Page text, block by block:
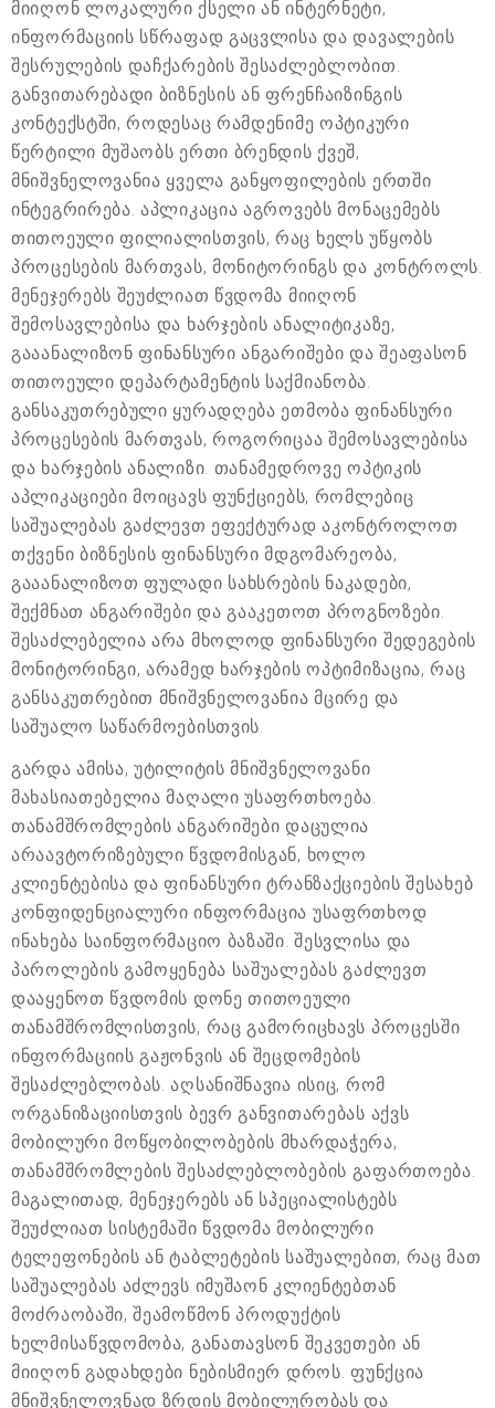
მიიღონ ლოკალური ქსელი ან ინტერნეტი,
ინფორმაციის სწრაფად გაცვლისა და დავალების
შესრულების დაჩქარების შესაძლებლობით.
განვითარებადი ბიზნესის ან ფრენჩაიზინგის
კონტექსტში, როდესაც რამდენიმე ოპტიკური
წერტილი მუშაობს ერთი ბრენდის ქვეშ,
მნიშვნელოვანია ყველა განყოფილების ერთში
ინტეგრირება. აპლიკაცია აგროვებს მონაცემებს
თითოეული ფილიალისთვის, რაც ხელს უწყობს
პროცესების მართვას, მონიტორინგს და კონტროლს.
მენეჯერებს შეუძლიათ წვდომა მიიღონ
შემოსავლებისა და ხარჯების ანალიტიკაზე,
გააანალიზონ ფინანსური ანგარიშები და შეაფასონ
თითოეული დეპარტამენტის საქმიანობა.
განსაკუთრებული ყურადღება ეთმობა ფინანსური
პროცესების მართვას, როგორიცაა შემოსავლებისა
და ხარჯების ანალიზი. თანამედროვე ოპტიკის
აპლიკაციები მოიცავს ფუნქციებს, რომლებიც
საშუალებას გაძლევთ ეფექტურად აკონტროლოთ
თქვენი ბიზნესის ფინანსური მდგომარეობა,
გააანალიზოთ ფულადი სახსრების ნაკადები,
შექმნათ ანგარიშები და გააკეთოთ პროგნოზები.
შესაძლებელია არა მხოლოდ ფინანსური შედეგების
მონიტორინგი, არამედ ხარჯების ოპტიმიზაცია, რაც
განსაკუთრებით მნიშვნელოვანია მცირე და
საშუალო საწარმოებისთვის.
გარდა ამისა, უტილიტის მნიშვნელოვანი
მახასიათებელია მაღალი უსაფრთხოება.
თანამშრომლების ანგარიშები დაცულია
არაავტორიზებული წვდომისგან, ხოლო
კლიენტებისა და ფინანსური ტრანზაქციების შესახებ
კონფიდენციალური ინფორმაცია უსაფრთხოდ
ინახება საინფორმაციო ბაზაში. შესვლისა და
პაროლების გამოყენება საშუალებას გაძლევთ
დააყენოთ წვდომის დონე თითოეული
თანამშრომლისთვის, რაც გამორიცხავს პროცესში
ინფორმაციის გაჟონვის ან შეცდომების
შესაძლებლობას. აღსანიშნავია ისიც, რომ
ორგანიზაციისთვის ბევრ განვითარებას აქვს
მობილური მოწყობილობების მხარდაჭერა,
თანამშრომლების შესაძლებლობების გაფართოება.
მაგალითად, მენეჯერებს ან სპეციალისტებს
შეუძლიათ სისტემაში წვდომა მობილური
ტელეფონების ან ტაბლეტების საშუალებით, რაც მათ
საშუალებას აძლევს იმუშაონ კლიენტებთან
მოძრაობაში, შეამოწმონ პროდუქტის
ხელმისაწვდომობა, განათავსონ შეკვეთები ან
მიიღონ გადახდები ნებისმიერ დროს. ფუნქცია
მნიშვნელოვნად ზრდის მობილურობას და